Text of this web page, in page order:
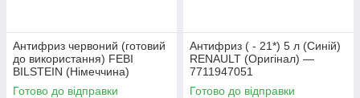
Антифриз червоний (готовий
до використання) FEBI
BILSTEIN (Німеччина)
172006
Готово до відправки
Антифриз ( - 21*) 5 л (Синій)
RENAULT (Оригінал) —
7711947051
Готово до відправки